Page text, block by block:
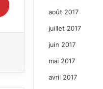
août 2017
juillet 2017
juin 2017
mai 2017
avril 2017